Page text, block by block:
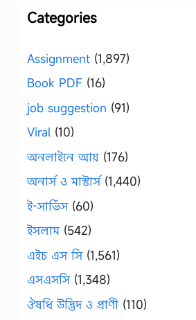
Categories
Assignment (1,897)
Book PDF (16)
job suggestion (91)
Viral (10)
অনলাইনে আয় (176)
অনার্স ও মাস্টার্স(1,440)
ই-সার্ভিস(60)
ইসলাম(542)
এইচ এস সি(1,561)
এসএসসি(1,348)
ঔষধি উদ্ভিদ ও প্রাণী (110)